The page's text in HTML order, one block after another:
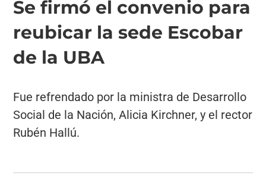
Se firmó el convenio para
reubicar la sede Escobar
de la UBA
Fue refrendado por la ministra de Desarrollo
Social de la Nación, Alicia Kirchner, y el rector
Rubén Hallú.